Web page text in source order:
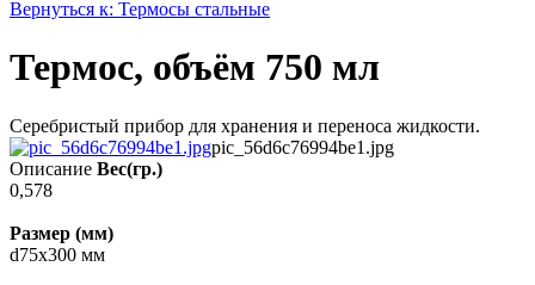
Вернуться к: Термосы стальные
Термос, объём 750 мл
Серебристый прибор для хранения и переноса жидкости.
pic_56d6c76994be1.jpg
Описание Вес(гр.)
0,578
Размер (мм)
d75х300 мм